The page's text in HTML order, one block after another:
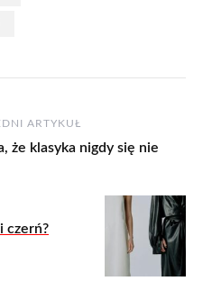
ARTYKUŁ
że klasyka nigdy się nie
czerń?